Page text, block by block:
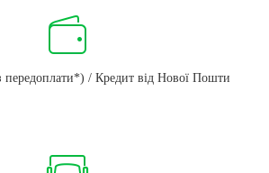
передоплати*) / Кредит від Нової Пошти